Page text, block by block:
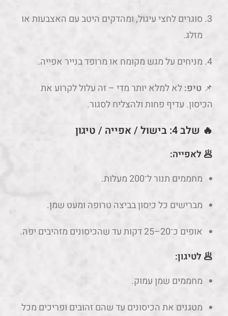
סוגרים לחצי עיגול, ומהדקים היטב עם האצבעות או
מזלג.
מניחים על מגש מקומח או מרופד בנייר אפייה.
📌 טיפ:לא למלא יותר מדי – זה עלול לקרוע את
הכיסון. עדיף פחות ולהצליח לסגור.
🔥 שלב 4: בישול / אפייה / טיגון
🥟 לאפייה:
מחממים תנור ל־200 מעלות.
מברישים כל כיסון בביצה טרופה ומעט שמן.
אופים כ־20–25 דקות עד שהכיסונים מזהיבים יפה.
🥟 לטיגון:
מחממים שמן עמוק.
מטגנים את הכיסונים עד שהם זהובים ופריכים מכל